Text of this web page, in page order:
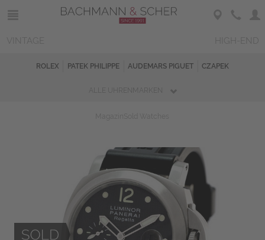
ROLEX PATEK PHILIPPE AUDEMARS PIGUET CZAPEK